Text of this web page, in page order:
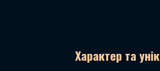
Характер та